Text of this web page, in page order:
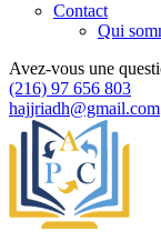
Contact
Qui
Avez-vous une
(216) 97 656 803
hajjriadh@gmail.com